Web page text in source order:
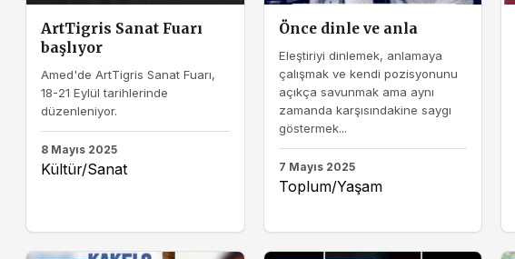
ArtTigris Sanat Fuarı
başlıyor
Amed'de ArtTigris Sanat Fuarı,
18-21 Eylül tarihlerinde
düzenleniyor.
8 Mayıs 2025
Kültür/Sanat
Önce dinle ve anla
Eleştiriyi dinlemek, anlamaya
çalışmak ve kendi pozisyonunu
açıkça savunmak ama aynı
zamanda karşısındakine saygı
göstermek...
7 Mayıs 2025
Toplum/Yaşam